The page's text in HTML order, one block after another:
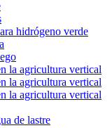
hidrógeno verde
la agricultura vertical
la agricultura vertical
la agricultura vertical
de lastre